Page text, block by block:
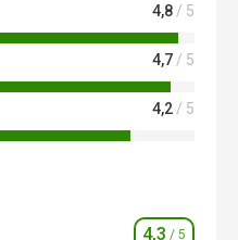
4,8 / 5
4,7 / 5
4,2 / 5
4,3 / 5